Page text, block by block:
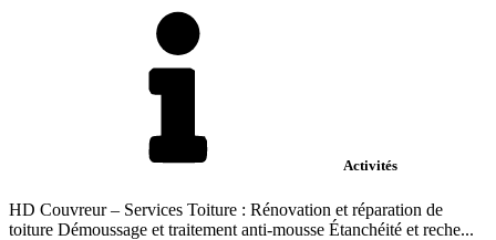
Activités
HD Couvreur – Services Toiture : Rénovation et réparation de
toiture Démoussage et traitement anti-mousse Étanchéité et reche...